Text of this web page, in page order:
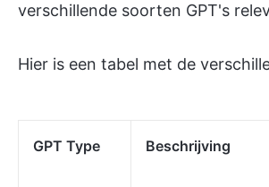
verschillende soorten GPT's
Hier is een tabel met de
GPT Type Beschrijving